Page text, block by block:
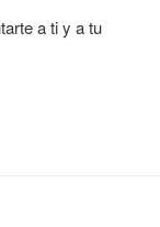
a ti y a tu